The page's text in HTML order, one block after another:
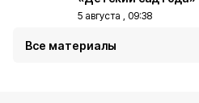
5 августа , 09:38
Все материалы